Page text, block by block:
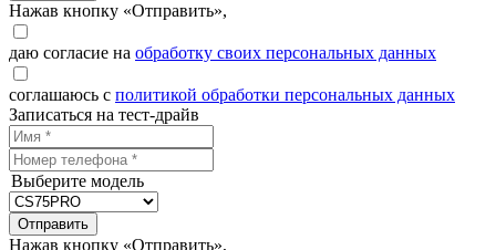
Нажав кнопку «Отправить»,
даю согласие на обработку своих персональных данных
соглашаюсь с политикой обработки персональных данных
Записаться на тест-драйв
Выберите модель
Отправить
Нажав кнопку «Отправить»,